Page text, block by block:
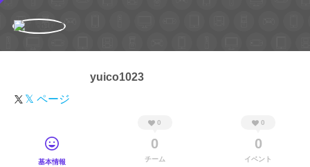
yuico1023
𝕏 ページ
基本情報
0
0
チーム
0
0
イベント